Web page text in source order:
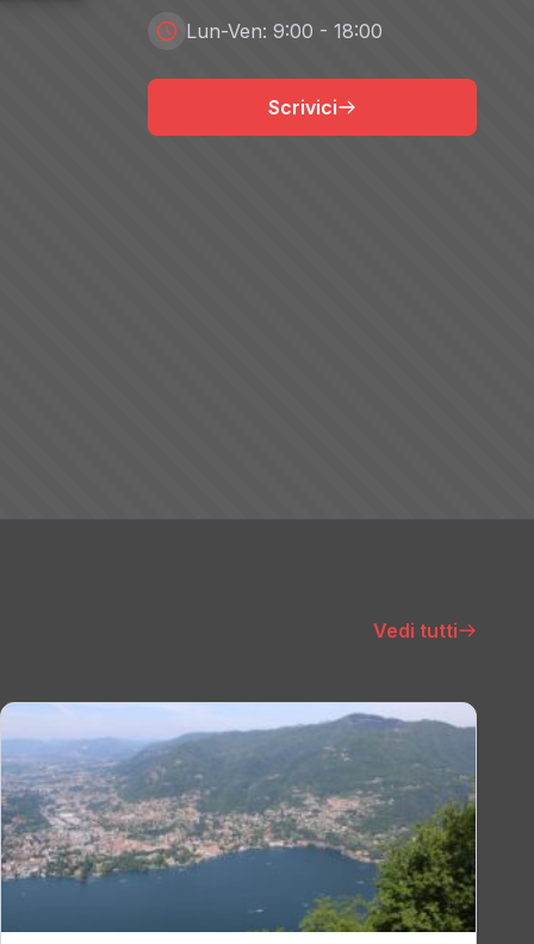
Lun-Ven: 9:00 - 18:00
Scrivici
Vedi tutti